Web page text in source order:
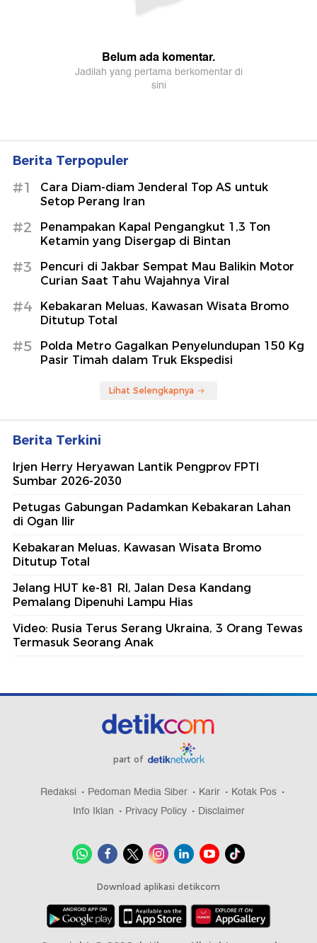
Berita Terpopuler
#1
Cara Diam-diam Jenderal Top AS untuk
Setop Perang Iran
#2
Penampakan Kapal Pengangkut 1,3 Ton
Ketamin yang Disergap di Bintan
#3
Pencuri di Jakbar Sempat Mau Balikin Motor
Curian Saat Tahu Wajahnya Viral
#4
Kebakaran Meluas, Kawasan Wisata Bromo
Ditutup Total
#5
Polda Metro Gagalkan Penyelundupan 150 Kg
Pasir Timah dalam Truk Ekspedisi
Lihat Selengkapnya
Berita Terkini
Irjen Herry Heryawan Lantik Pengprov FPTI
Sumbar 2026-2030
Petugas Gabungan Padamkan Kebakaran Lahan
di Ogan Ilir
Kebakaran Meluas, Kawasan Wisata Bromo
Ditutup Total
Jelang HUT ke-81 RI, Jalan Desa Kandang
Pemalang Dipenuhi Lampu Hias
Video: Rusia Terus Serang Ukraina, 3 Orang Tewas
Termasuk Seorang Anak
part of
Redaksi Pedoman Media Siber Karir
Kotak Pos
Info Iklan
Privacy Policy Disclaimer
Download aplikasi detikcom